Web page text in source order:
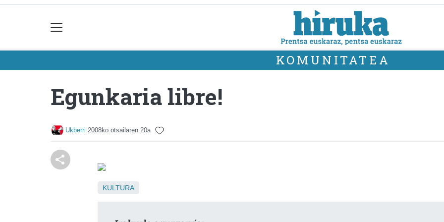
KOMUNITATEA
Egunkaria libre!
Ukberri 2008ko otsailaren 20a
KULTURA